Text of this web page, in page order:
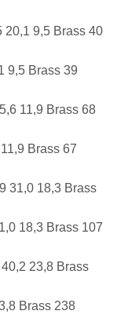
20,1 9,5 Brass 40
9,5 Brass 39
11,9 Brass 68
Brass 67
31,0 18,3 Brass
18,3 Brass 107
23,8 Brass
Brass 238